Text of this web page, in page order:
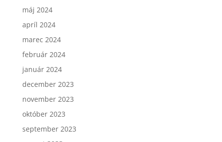
máj 2024
apríl 2024
marec 2024
február 2024
január 2024
december 2023
november 2023
október 2023
september 2023